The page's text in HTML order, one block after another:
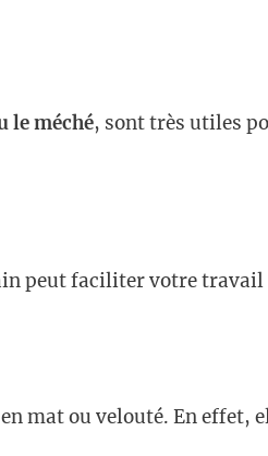
le méché, sont très utiles
peut faciliter votre travail
mat ou velouté. En effet,